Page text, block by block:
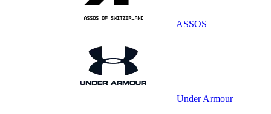
ASSOS
Under Armour